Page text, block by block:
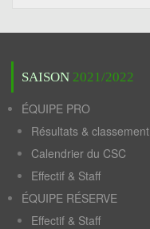
SAISON 2021/2022
ÉQUIPE PRO
Résultats & classement
Calendrier du CSC
Effectif & Staff
ÉQUIPE RÉSERVE
Effectif & Staff